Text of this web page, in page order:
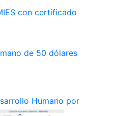
con certificado
de 50 dólares
Humano por